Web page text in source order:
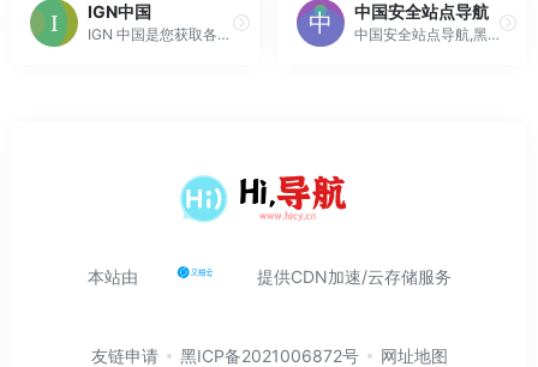
IGN中国
IGN 中国是您获取各类主单机游戏、数码硬件、影视相关资讯的一站式平台。
中国安全站点导航
中国安全站点导航,黑客白帽渗透测试必备导航,著名安全网站导航,每天更新安全站点,渗透测试工具链接
本站由 提供CDN加速/云存储服务
友链申请 黑ICP备2021006872号 网址地图